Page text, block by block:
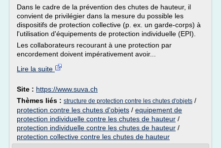
Dans le cadre de la prévention des chutes de hauteur, il
convient de privilégier dans la mesure du possible les
dispositifs de protection collective (p. ex. un garde-corps) à
l'utilisation d'équipements de protection individuelle (EPI).
Les collaborateurs recourant à une protection par
encordement doivent impérativement avoir...
Lire la suite
Site : https://www.suva.ch
Thèmes liés : structure de protection contre les chutes d'objets /
protection contre les chutes d'objets / equipement de
protection individuelle contre les chutes de hauteur /
protection individuelle contre les chutes de hauteur /
protection collective contre les chutes de hauteur